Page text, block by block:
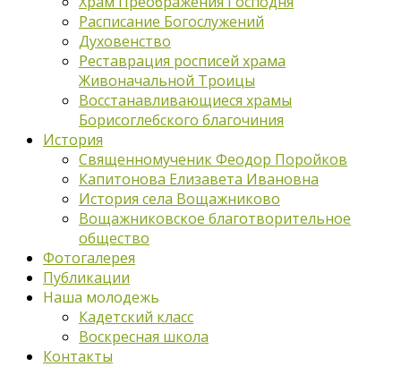
Расписание Богослужений
Духовенство
Реставрация росписей храма
Живоначальной Троицы
Восстанавливающиеся храмы
Борисоглебского благочиния
История
Священномученик Феодор Поройков
Капитонова Елизавета Ивановна
История села Вощажниково
Вощажниковское благотворительное
общество
Фотогалерея
Публикации
Наша молодежь
Кадетский класс
Воскресная школа
Контакты